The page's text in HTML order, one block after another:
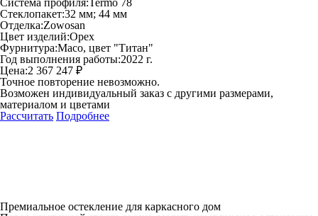
Система профиля: Termo 78
Стеклопакет:32 мм; 44 мм
Отделка:Zowosan
Цвет изделий:Орех
Фурнитура:Maco, цвет "Титан"
Год выполнения работы:2022 г.
Цена:2 367 247 ₽
Точное повторение невозможно.
Возможен индивидуальный заказ с другими размерами,
материалом и цветами
Рассчитать Подробнее
Премиальное остекление для каркасного дом